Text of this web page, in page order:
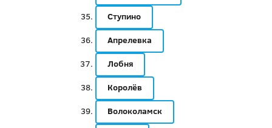
Ступино
Апрелевка
Лобня
Королёв
Волоколамск